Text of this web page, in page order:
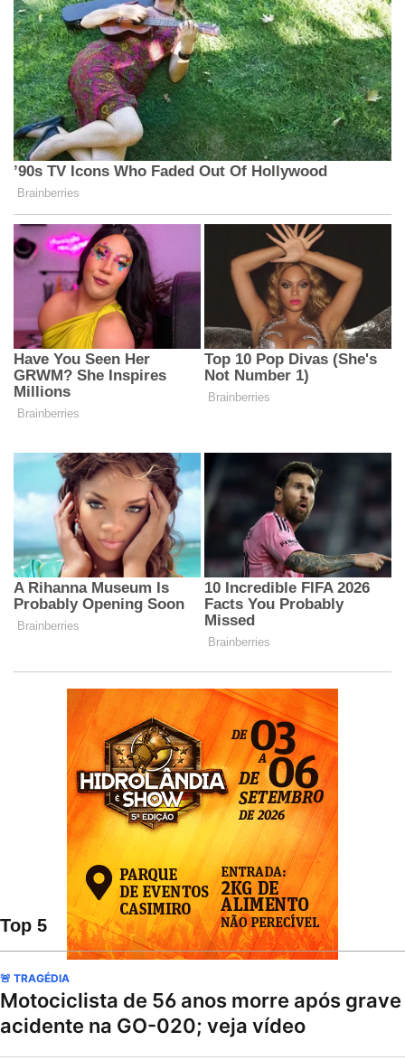
Top 5
🚨 TRAGÉDIA
Motociclista de 56 anos morre após grave
acidente na GO-020; veja vídeo